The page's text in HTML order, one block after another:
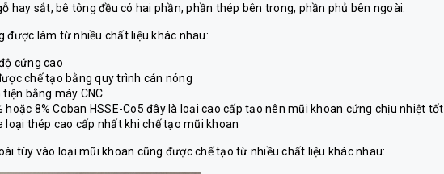
hay sắt, bê tông đều có hai phần, phần thép bên trong, phần phủ bên ngoài:
được làm từ nhiều chất liệu khác nhau:
cứng cao
chế tạo bằng quy trình cán nóng
tiện bằng máy CNC
hoặc 8% Coban HSSE-Co5 đây là loại cao cấp tạo nên mũi khoan cứng chịu nhiệt tốt
loại thép cao cấp nhất khi chế tạo mũi khoan
tùy vào loại mũi khoan cũng được chế tạo từ nhiều chất liệu khác nhau: